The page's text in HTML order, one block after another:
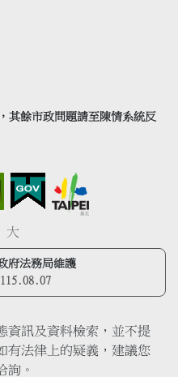
其餘市政問題請至陳情系統反
大
府法務局維護
115.08.07
資訊及資料檢索，並不提
有法律上的疑義，建議您
詢。